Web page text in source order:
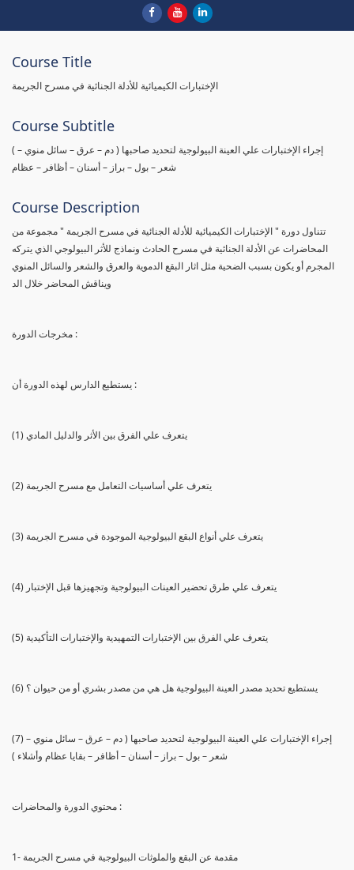
Course Title
الإختبارات الكيميائية للأدلة الجنائية في مسرح الجريمة
Course Subtitle
( إجراء الإختبارات علي العينة البيولوجية لتحديد صاحبها ( دم – عرق – سائل منوي –
شعر – بول – براز – أسنان – أظافر – عظام
Course Description
تتناول دورة " الإختبارات الكيميائية للأدلة الجنائية في مسرح الجريمة " مجموعة من
المحاضرات عن الأدلة الجنائية في مسرح الحادث ونماذج للأثر البيولوجي الذي يتركه
المجرم أو يكون بسبب الضحية مثل اثار البقع الدموية والعرق والشعر والسائل المنوي
ويناقش المحاضر خلال الد
مخرجات الدورة :
يستطيع الدارس لهذه الدورة أن :
(1) يتعرف علي الفرق بين الأثر والدليل المادي
(2) يتعرف علي أساسيات التعامل مع مسرح الجريمة
(3) يتعرف علي أنواع البقع البيولوجية الموجودة في مسرح الجريمة
(4) يتعرف علي طرق تحضير العينات البيولوجية وتجهيزها قبل الإختبار
(5) يتعرف علي الفرق بين الإختبارات التمهيدية والإختبارات التأكيدية
(6) يستطيع تحديد مصدر العينة البيولوجية هل هي من مصدر بشري أو من حيوان ؟
(7) إجراء الإختبارات علي العينة البيولوجية لتحديد صاحبها ( دم – عرق – سائل منوي –
شعر – بول – براز – أسنان – أظافر – بقايا عظام وأشلاء )
محتوي الدورة والمحاضرات :
1- مقدمة عن البقع والملوثات البيولوجية في مسرح الجريمة